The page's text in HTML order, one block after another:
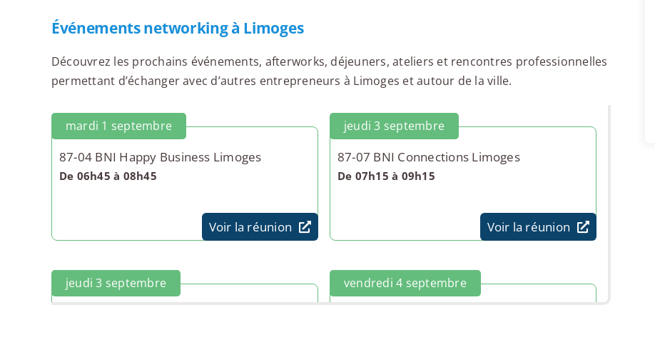
Événements networking à Limoges
Découvrez les prochains événements, afterworks, déjeuners, ateliers et rencontres professionnelles
permettant d’échanger avec d’autres entrepreneurs à Limoges et autour de la ville.
mardi 1 septembre
87-04 BNI Happy Business Limoges
De 06h45 à 08h45
Voir la réunion
jeudi 3 septembre
87-07 BNI Connections Limoges
De 07h15 à 09h15
Voir la réunion
jeudi 3 septembre vendredi 4 septembre